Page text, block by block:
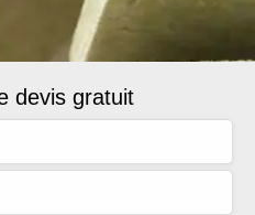
devis gratuit